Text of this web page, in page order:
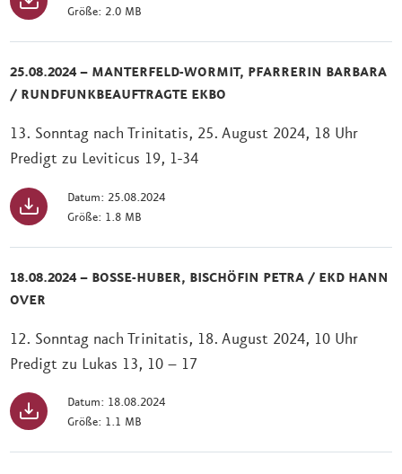
Größe: 2.0 MB
25.08.2024 – MANTERFELD-WORMIT, PFARRERIN BARBARA
/ RUNDFUNKBEAUFTRAGTE EKBO
13. Sonntag nach Trinitatis, 25. August 2024, 18 Uhr
Predigt zu Leviticus 19, 1-34
Datum: 25.08.2024
Größe: 1.8 MB
18.08.2024 – BOSSE-HUBER, BISCHÖFIN PETRA / EKD HANN
OVER
12. Sonntag nach Trinitatis, 18. August 2024, 10 Uhr
Predigt zu Lukas 13, 10 – 17
Datum: 18.08.2024
Größe: 1.1 MB